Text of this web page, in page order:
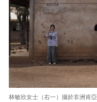
林敏欣女士（右一）攝於非洲肯亞